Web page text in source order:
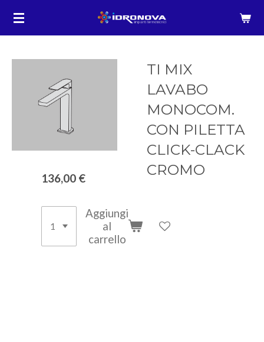
Vai
principale
TI MIX
LAVABO
MONOCOM.
CON PILETTA
CLICK-CLACK
CROMO
136,00 €
Aggiungi
al
carrello